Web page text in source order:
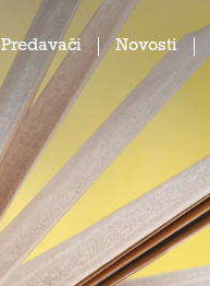
Predavači Novosti